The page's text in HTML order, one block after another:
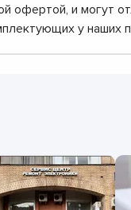
офертой, и могут
у наших